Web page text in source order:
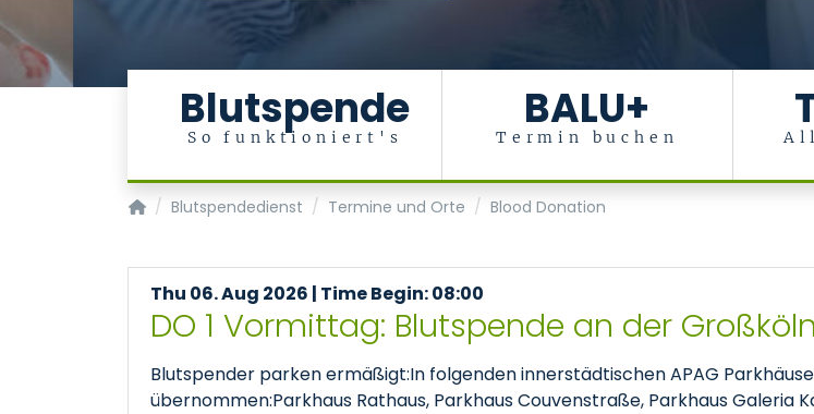
Blutspende
So funktioniert's
BALU+
Termin buchen
Transfusionsmedizin/Blutspendedienst
Blutspendedienst Termine und Orte Blood Donation
Thu 06. Aug 2026 | Time Begin: 08:00
DO 1 Vormittag: Blutspende an der
Blutspender parken ermäßigt:In folgenden innerstädtischen APAG
übernommen:Parkhaus Rathaus, Parkhaus Couvenstraße, Parkhaus Galeria